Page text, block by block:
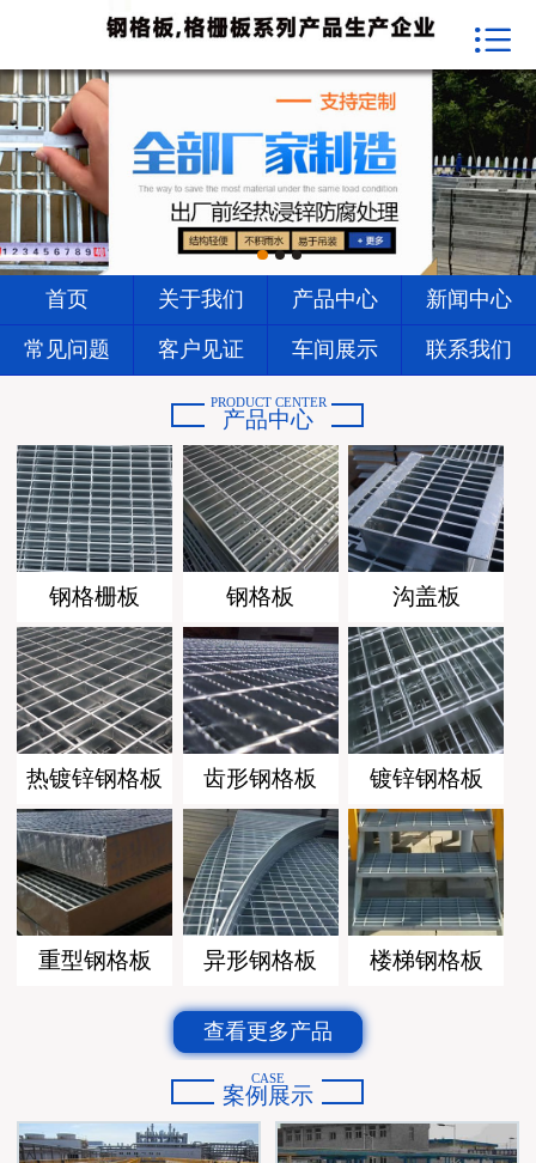
 首页
关于我们
产品中心
新闻中心
常见问题
客户见证
联系我们

首页 关于我们 产品中心 新闻中心
常见问题 客户见证 车间展示 联系我们
PRODUCT CENTER
产品中心
钢格栅板 钢格板 沟盖板
热镀锌钢格板 齿形钢格板 镀锌钢格板
重型钢格板 异形钢格板 楼梯钢格板
查看更多产品
CASE
案例展示